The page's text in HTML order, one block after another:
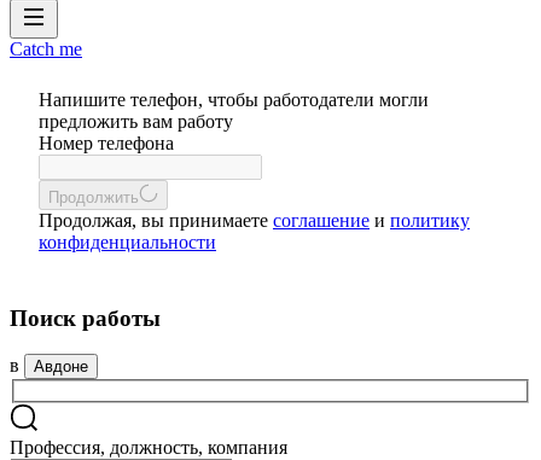
Catch me
Напишите телефон, чтобы работодатели могли
предложить вам работу
Номер телефона
Продолжить
Продолжая, вы принимаете соглашение и политику
конфиденциальности
Поиск работы
в Авдоне
Профессия, должность, компания